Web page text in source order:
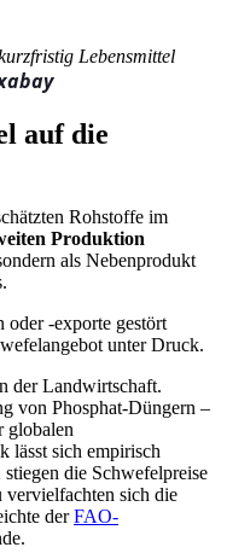
Lebensmittel
auf die
Rohstoffe im
Produktion
als Nebenprodukt
oder -exporte gestört
unter Druck.
der Landwirtschaft.
von Phosphat-Düngern –
globalen
lässt sich empirisch
die Schwefelpreise
vervielfachten sich die
derFAO-